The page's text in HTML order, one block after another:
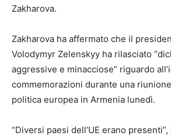
Zakharova.
Zakharova ha affermato che il
Volodymyr Zelenskyy ha rilasciato
aggressive e minacciose” riguardo
commemorazioni durante una
politica europea in Armenia lunedì.
“Diversi paesi dell’UE erano